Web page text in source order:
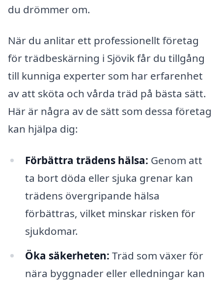
du drömmer om.
När du anlitar ett professionellt företag
för trädbeskärning i Sjövik får du tillgång
till kunniga experter som har erfarenhet
av att sköta och vårda träd på bästa sätt.
Här är några av de sätt som dessa företag
kan hjälpa dig:
Förbättra trädens hälsa: Genom att
ta bort döda eller sjuka grenar kan
trädens övergripande hälsa
förbättras, vilket minskar risken för
sjukdomar.
Öka säkerheten: Träd som växer för
nära byggnader eller elledningar kan